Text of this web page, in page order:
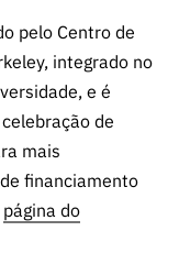
pelo Centro de
integrado no
e é
de
mais
financiamento
página do